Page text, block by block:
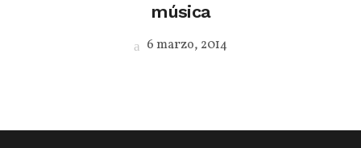
música
6 marzo, 2014